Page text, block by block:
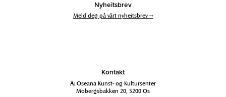
Nyheitsbrev
Meld deg på vårt nyheitsbrev →
Kontakt
A: Oseana Kunst- og Kultursenter
Mobergsbakken 20, 5200 Os